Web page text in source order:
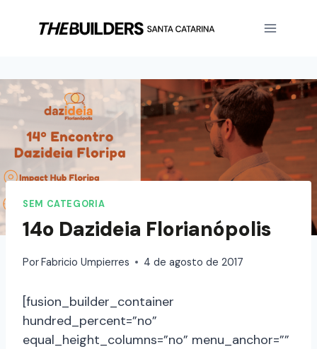
SEM CATEGORIA
14o Dazideia Florianópolis
PorFabricio Umpierres 4 de agosto de 2017
[fusion_builder_container
hundred_percent=”no”
equal_height_columns=”no” menu_anchor=””